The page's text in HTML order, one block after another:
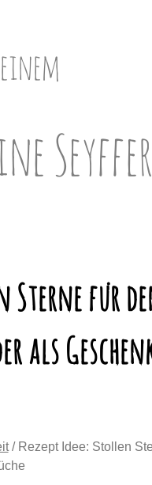
Sterne für
als
/ Rezept Idee: Stollen